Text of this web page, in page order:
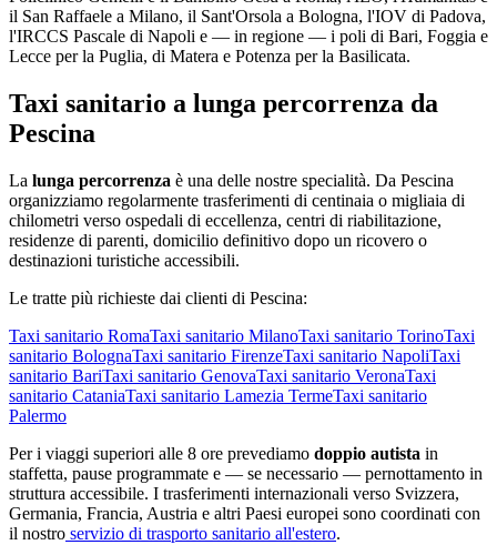
il San Raffaele a Milano, il Sant'Orsola a Bologna, l'IOV di Padova,
l'IRCCS Pascale di Napoli e — in regione — i poli di Bari, Foggia e
Lecce per la Puglia, di Matera e Potenza per la Basilicata.
Taxi sanitario a lunga percorrenza da
Pescina
La lunga percorrenza è una delle nostre specialità. Da Pescina
organizziamo regolarmente trasferimenti di centinaia o migliaia di
chilometri verso ospedali di eccellenza, centri di riabilitazione,
residenze di parenti, domicilio definitivo dopo un ricovero o
destinazioni turistiche accessibili.
Le tratte più richieste dai clienti di Pescina:
Taxi sanitario RomaTaxi sanitario MilanoTaxi sanitario TorinoTaxi
sanitario BolognaTaxi sanitario FirenzeTaxi sanitario NapoliTaxi
sanitario BariTaxi sanitario GenovaTaxi sanitario VeronaTaxi
sanitario CataniaTaxi sanitario Lamezia TermeTaxi sanitario
Palermo
Per i viaggi superiori alle 8 ore prevediamo doppio autista in
staffetta, pause programmate e — se necessario — pernottamento in
struttura accessibile. I trasferimenti internazionali verso Svizzera,
Germania, Francia, Austria e altri Paesi europei sono coordinati con
il nostro servizio di trasporto sanitario all'estero.